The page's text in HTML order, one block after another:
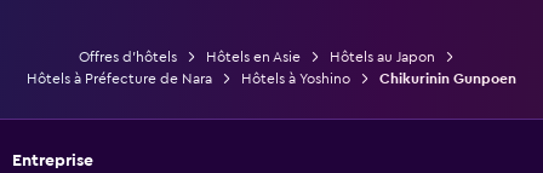
Offres d’hôtels Hôtels en Asie
Hôtels au Japon
Hôtels à Préfecture de Nara
Hôtels à Yoshino Chikurinin Gunpoen
Entreprise